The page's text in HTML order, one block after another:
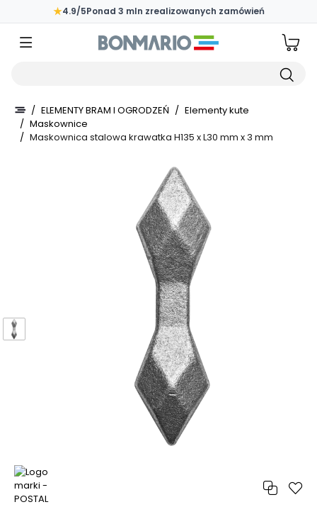
Przejdź do głównej zawartości strony
★4.9/5Ponad 3 mln zrealizowanych zamówień
/ ELEMENTY BRAM I OGRODZEŃ / Elementy kute
/ Maskownice
/ Maskownica stalowa krawatka H135 x L30 mm x 3 mm